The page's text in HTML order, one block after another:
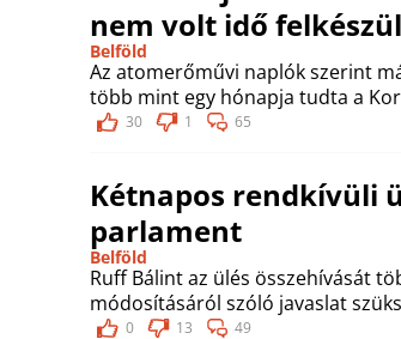
nem volt idő
Belföld
Az atomerőművi naplók szerint
több mint egy hónapja tudta a
30 1 65
Kétnapos rendkívüli
parlament
Belföld
Ruff Bálint az ülés összehívását
módosításáról szóló javaslat
0 13 49